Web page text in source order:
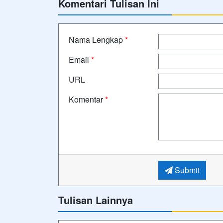
Komentari Tulisan Ini
Nama Lengkap*
Email *
URL
Komentar*
Submit
Tulisan Lainnya